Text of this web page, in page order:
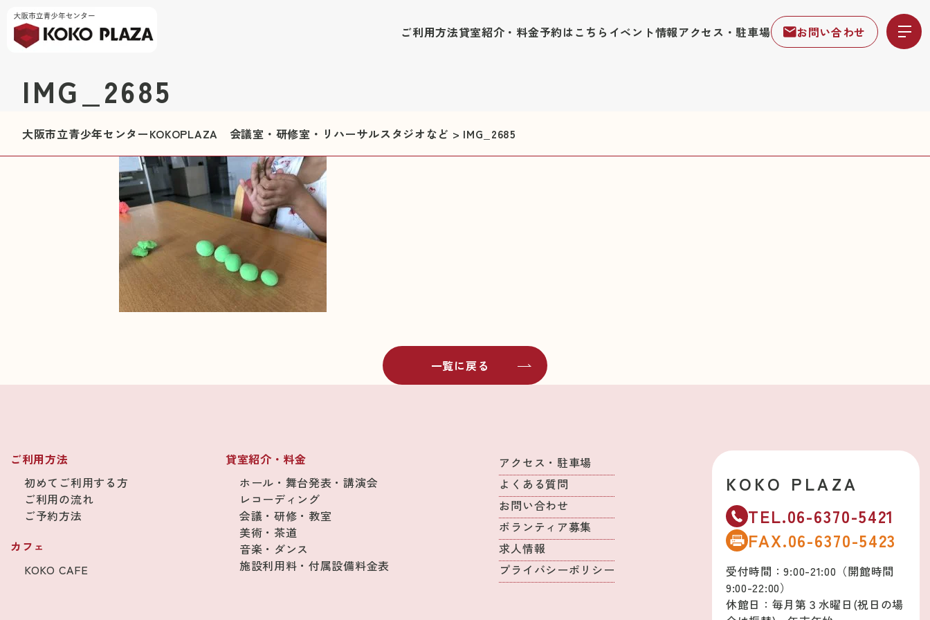
ご利用方法貸室紹介・料金予約はこちら イベント情報アクセス・駐車場 お問い合わせ
IMG_2685
大阪市立青少年センターKOKOPLAZA 会議室・研修室・リハーサルスタジオなど > IMG_2685
一覧に戻る
ご利用方法
初めてご利用する方
ご利用の流れ
ご予約方法
カフェ
KOKO CAFE
貸室紹介・料金
ホール・舞台発表・講演会
レコーディング
会議・研修・教室
美術・茶道
音楽・ダンス
施設利用料・付属設備料金表
アクセス・駐車場
よくある質問
お問い合わせ
ボランティア募集
求人情報
プライバシーポリシー
KOKO PLAZA
TEL.06-6370-5421
FAX.06-6370-5423
受付時間：9:00-21:00（開館時間
9:00-22:00）
休館日：毎月第３水曜日(祝日の場